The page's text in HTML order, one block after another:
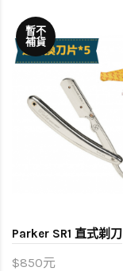
暫不
補貨
Parker SR1 直式剃刀
$850元